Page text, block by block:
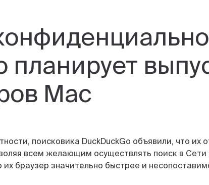
планирует
Mac
поисковика DuckDuckGo объявили, что их
всем желающим осуществлять поиск в
браузер значительно быстрее и